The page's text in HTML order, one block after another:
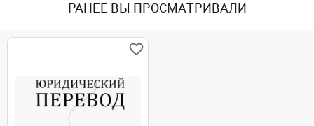
РАНЕЕ ВЫ ПРОСМАТРИВАЛИ